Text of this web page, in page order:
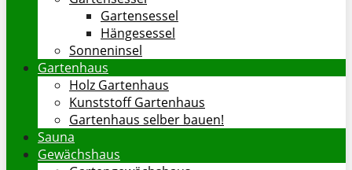
Gartensessel
Hängesessel
Sonneninsel
Gartenhaus
Holz Gartenhaus
Kunststoff Gartenhaus
Gartenhaus selber bauen!
Sauna
Gewächshaus